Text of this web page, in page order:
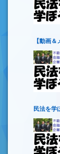
【動画
民法を